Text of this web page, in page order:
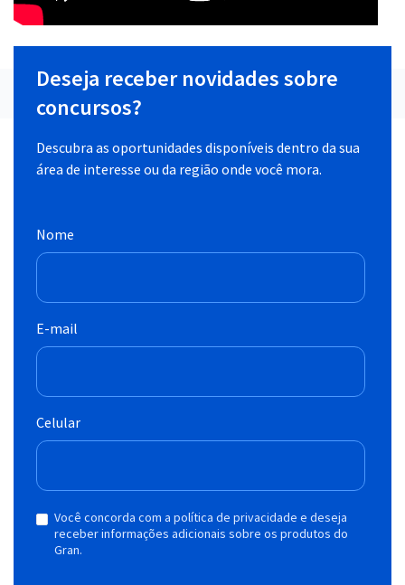
Deseja receber novidades sobre
concursos?
Descubra as oportunidades disponíveis dentro da sua
área de interesse ou da região onde você mora.
Nome
E-mail
Celular
Você concorda com a política de privacidade e deseja
receber informações adicionais sobre os produtos do
Gran.